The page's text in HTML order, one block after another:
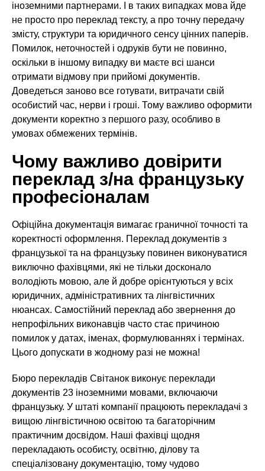
іноземними партнерами. І в таких випадках мова йде
не просто про переклад тексту, а про точну передачу
змісту, структури та юридичного сенсу цінних паперів.
Помилок, неточностей і одруків бути не повинно,
оскільки в іншому випадку ви маєте всі шанси
отримати відмову при прийомі документів.
Доведеться заново все готувати, витрачати свій
особистий час, нерви і гроші. Тому важливо оформити
документи коректно з першого разу, особливо в
умовах обмежених термінів.
Чому важливо довірити
переклад з/на французьку
професіоналам
Офіційна документація вимагає граничної точності та
коректності оформлення. Переклад документів з
французької та на французьку повинен виконуватися
виключно фахівцями, які не тільки досконало
володіють мовою, але й добре орієнтуються у всіх
юридичних, адміністративних та лінгвістичних
нюансах. Самостійний переклад або звернення до
непрофільних виконавців часто стає причиною
помилок у датах, іменах, формулюваннях і термінах.
Цього допускати в жодному разі не можна!
Бюро перекладів Світанок виконує переклади
документів 23 іноземними мовами, включаючи
французьку. У штаті компанії працюють перекладачі з
вищою лінгвістичною освітою та багаторічним
практичним досвідом. Наші фахівці щодня
перекладають особисту, освітню, ділову та
спеціалізовану документацію, тому чудово